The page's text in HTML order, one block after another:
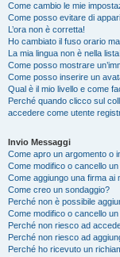
Come cambio le mie
Come posso evitare di
L’ora non è corretta!
Ho cambiato il fuso orario
La mia lingua non è nella lista!
Come posso mostrare
Come posso inserire un
Qual è il mio livello e come
Perché quando clicco sul
accedere come utente
Invio Messaggi
Come apro un argomento o
Come modifico o cancello
Come aggiungo una firma ai
Come creo un sondaggio?
Perché non è possibile
Come modifico o cancello
Perché non riesco ad
Perché non riesco ad
Perché ho ricevuto un